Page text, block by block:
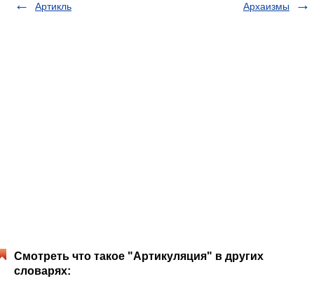
Артикль Архаизмы
Смотреть что такое "Артикуляция" в других
словарях: